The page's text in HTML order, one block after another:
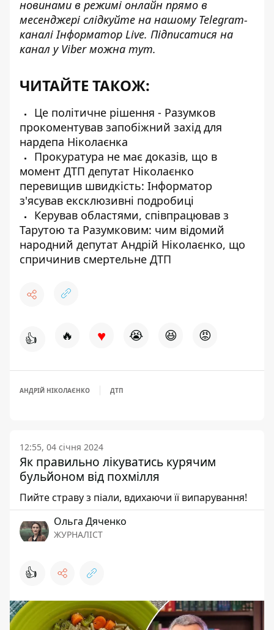
новинами в режимі онлайн прямо в
месенджері слідкуйте на нашому Telegram-
каналіІнформатор Live. Підписатися на
канал у Viber можна тут.
ЧИТАЙТЕ ТАКОЖ:
Це політичне рішення - Разумков
прокоментував запобіжний захід для
нардепа Ніколаєнка
Прокуратура не має доказів, що в
момент ДТП депутат Ніколаєнко
перевищив швидкість: Інформатор
з'ясував ексклюзивні подробиці
Керував областями, співпрацював з
Тарутою та Разумковим: чим відомий
народний депутат Андрій Ніколаєнко, що
спричинив смертельне ДТП
👍 🔥 ♥ 😭 😆 😡
АНДРІЙ НІКОЛАЄНКО ДТП
12:55, 04 січня 2024
Як правильно лікуватись курячим
бульйоном від похмілля
Пийте страву з піали, вдихаючи її випарування!
Ольга Дяченко
ЖУРНАЛІСТ
👍